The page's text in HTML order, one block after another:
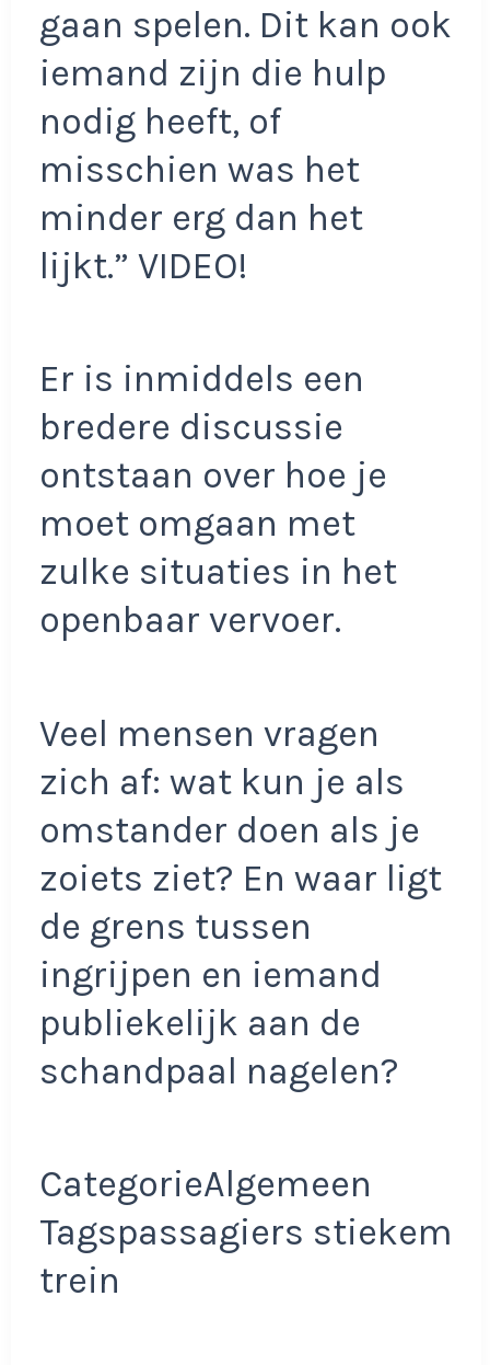
gaan spelen. Dit kan ook
iemand zijn die hulp
nodig heeft, of
misschien was het
minder erg dan het
lijkt.” VIDEO!
Er is inmiddels een
bredere discussie
ontstaan over hoe je
moet omgaan met
zulke situaties in het
openbaar vervoer.
Veel mensen vragen
zich af: wat kun je als
omstander doen als je
zoiets ziet? En waar ligt
de grens tussen
ingrijpen en iemand
publiekelijk aan de
schandpaal nagelen?
CategorieAlgemeen
Tagspassagiers stiekem
trein